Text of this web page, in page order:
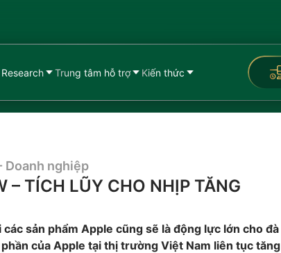
Research Trung tâm hỗ trợ Kiến thức
Doanh nghiệp
– TÍCH LŨY CHO NHỊP TĂNG
sản phẩm Apple cũng sẽ là động lực lớn cho đà
của Apple tại thị trường Việt Nam liên tục tăng